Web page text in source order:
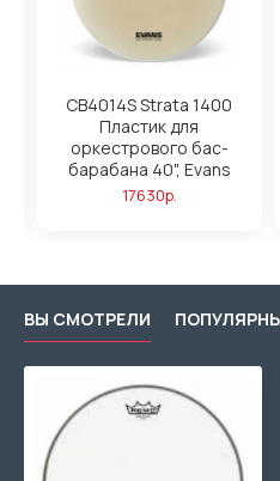
CB4014S Strata 1400
Пластик для
оркестрового бас-
барабана 40", Evans
17630р.
ВЫ СМОТРЕЛИ